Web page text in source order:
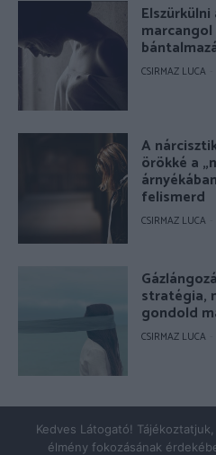
CSIRMAZ LUCA
A
örökké a
felismerd
CSIRMAZ LUCA
stratégia,
gondold
CSIRMAZ LUCA
© Copyright 2026
Kedves Látogató!
élmény fokozásának